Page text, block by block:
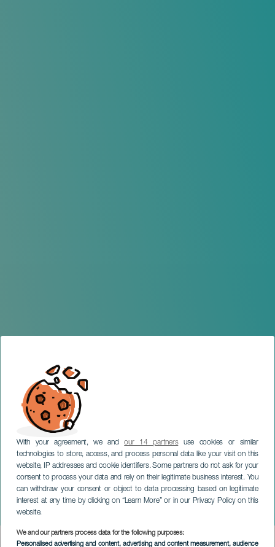
With your agreement, we andour 14 partnersuse cookies or similar
technologies to store, access, and process personal data like your visit on this
website, IP addresses and cookie identifiers. Some partners do not ask for your
consent to process your data and rely on their legitimate business interest. You
can withdraw your consent or object to data processing based on legitimate
interest at any time by clicking on “Learn More” or in our Privacy Policy on this
website.
We and our partners process data for the following purposes:
Personalised advertising and content, advertising and content measurement, audience
Causa 31: María y Petra
LANZAROTE
Imagen